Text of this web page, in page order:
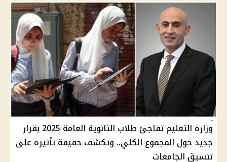
وزارة التعليم تفاجئ طلاب الثانوية العامة 2025 بقرار
جديد حول المجموع الكلي.. وتكشف حقيقة تأثيره على
تنسيق الجامعات